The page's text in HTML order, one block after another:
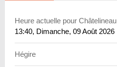
Heure actuelle pour Châtelineau
13:40, Dimanche, 09 Août 2026
Hégire